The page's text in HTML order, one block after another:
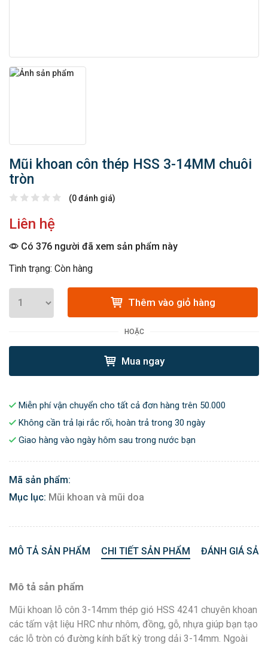
Mũi khoan côn thép HSS 3-14MM chuôi
tròn
(0 đánh giá)
Liên hệ
Có 376 người đã xem sản phẩm này
Tình trạng: Còn hàng
Thêm vào giỏ hàng
HOẶC
Mua ngay
Miễn phí vận chuyển cho tất cả đơn hàng trên 50.000
Không cần trả lại rắc rối, hoàn trả trong 30 ngày
Giao hàng vào ngày hôm sau trong nước bạn
Mã sản phẩm:
Mục lục: Mũi khoan và mũi doa
MÔ TẢ SẢN PHẨM CHI TIẾT SẢN PHẨM ĐÁNH GIÁ
Mô tả sản phẩm
Mũi khoan lỗ côn 3-14mm thép gió HSS 4241 chuyên khoan
các tấm vật liệu HRC như nhôm, đồng, gỗ, nhựa giúp bạn tạo
các lỗ tròn có đường kính bất kỳ trong dải 3-14mm. Ngoài